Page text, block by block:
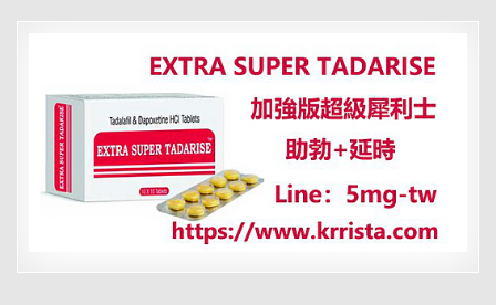
女
續
性
高
潮